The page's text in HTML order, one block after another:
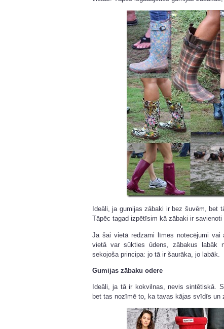
Ideāli, ja gumijas zābaki ir bez šuvēm, bet
Tāpēc tagad izpētīsim kā zābaki ir savienoti
Ja šai vietā redzami līmes notecējumi
vietā var sūkties ūdens, zābakus labāk
sekojoša principa: jo tā ir šaurāka, jo labāk.
Gumijas zābaku odere
Ideāli, ja tā ir kokvilnas, nevis sintētiskā.
bet tas nozīmē to, ka tavas kājas svīdīs un